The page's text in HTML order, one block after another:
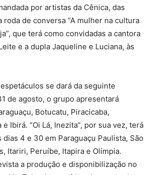
por artistas da Cênica, das
roda de conversa “A mulher na cultura
que terá como convidadas a cantora
e a dupla Jaqueline e Luciana, às
se dará da seguinte
de agosto, o grupo apresentará
Botucatu, Piracicaba,
e Ibirá. “Oi Lá, Inezita”, por sua vez, terá
4 e 30 em Paraguaçu Paulista, São
Itariri, Peruíbe, Itapira e Olímpia.
a produção e disponibilização no